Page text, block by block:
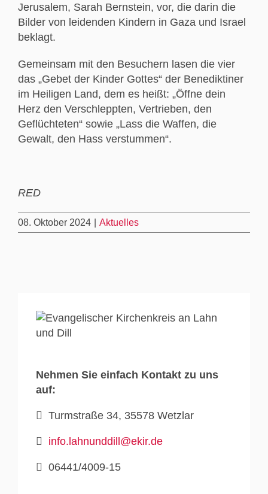
Jerusalem, Sarah Bernstein, vor, die darin die
Bilder von leidenden Kindern in Gaza und Israel
beklagt.
Gemeinsam mit den Besuchern lasen die vier
das „Gebet der Kinder Gottes“ der Benediktiner
im Heiligen Land, dem es heißt: „Öffne dein
Herz den Verschleppten, Vertrieben, den
Geflüchteten“ sowie „Lass die Waffen, die
Gewalt, den Hass verstummen“.
RED
08. Oktober 2024 Aktuelles
Nehmen Sie einfach Kontakt zu uns
auf:
Turmstraße 34, 35578 Wetzlar
info.lahnunddill@ekir.de
06441/4009-15